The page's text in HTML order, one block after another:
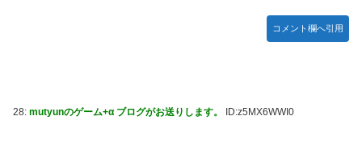
コメント欄へ引用
28: mutyunのゲーム+α ブログがお送りします。 ID:z5MX6WWI0